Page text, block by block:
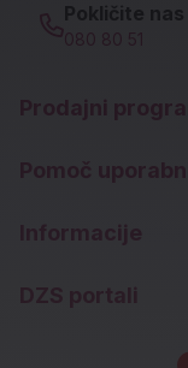
Pokličite nas
080 80 51
Prodajni
Pomoč
Informacije
DZS portali